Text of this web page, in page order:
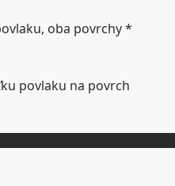
oba povrchy *
povlaku na povrch